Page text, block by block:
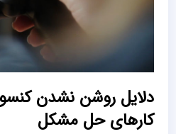
دلایل روشن نشدن
کارهای حل مشکل